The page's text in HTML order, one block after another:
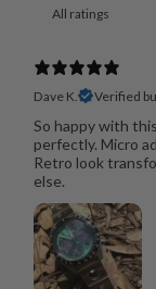
Dave K. Verified
So happy with
perfectly. Micro
Retro look
else.